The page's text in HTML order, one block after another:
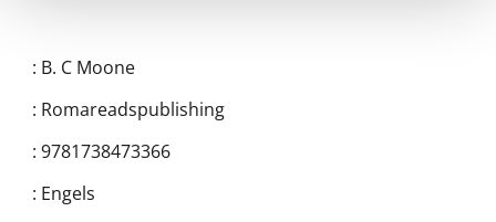
: B. C Moone
: Romareadspublishing
: 9781738473366
: Engels